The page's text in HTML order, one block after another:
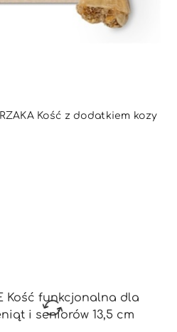
Kość z dodatkiem kozy
NIEDOSTĘPNY